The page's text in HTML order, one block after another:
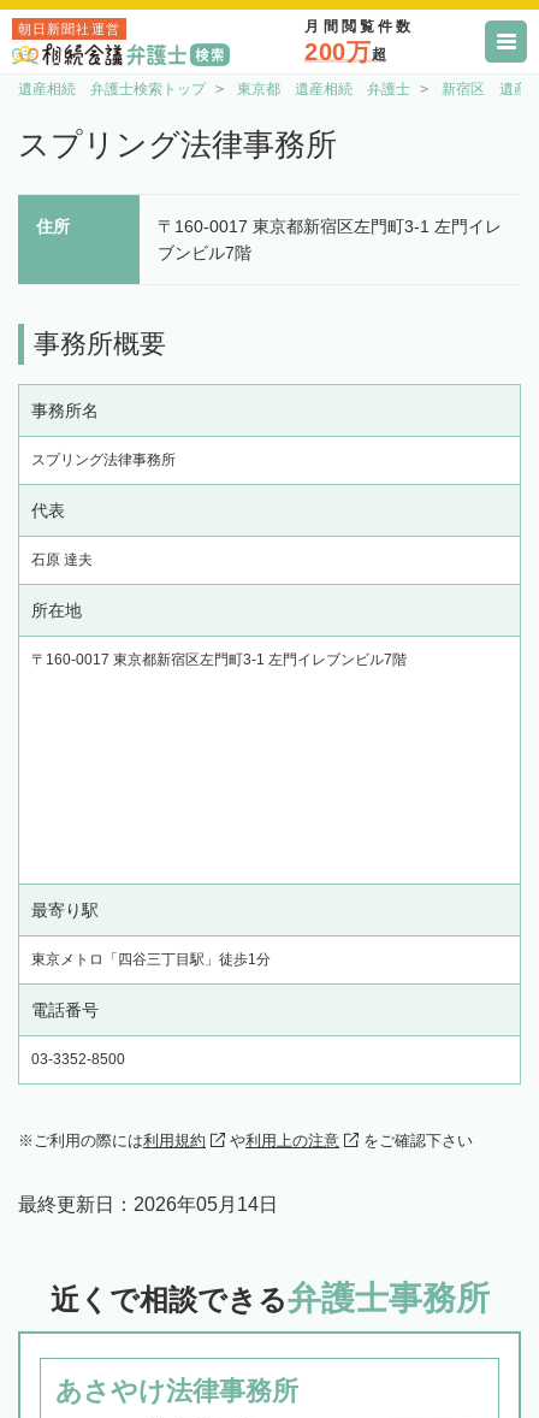
朝日新聞社運営 月間閲覧件数
200万超
遺産相続 弁護士検索トップ 東京都 遺産相続 弁護士 新宿区 遺産
スプリング法律事務所
住所
〒160-0017 東京都新宿区左門町3-1 左門イレ
ブンビル7階
事務所概要
事務所名
スプリング法律事務所
代表
石原 達夫
所在地
〒160-0017 東京都新宿区左門町3-1 左門イレブンビル7階
最寄り駅
東京メトロ「四谷三丁目駅」徒歩1分
電話番号
03-3352-8500
ご利用の際には利用規約 や利用上の注意 をご確認下さい
最終更新日： 2026年05月14日
近くで相談できる弁護士事務所
あさやけ法律事務所